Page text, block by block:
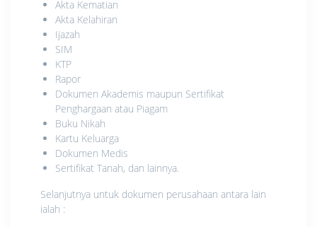
Akta Kematian
Akta Kelahiran
Ijazah
SIM
KTP
Rapor
Dokumen Akademis maupun Sertifikat
Penghargaan atau Piagam
Buku Nikah
Kartu Keluarga
Dokumen Medis
Sertifikat Tanah, dan lainnya.
Selanjutnya untuk dokumen perusahaan antara lain
ialah :